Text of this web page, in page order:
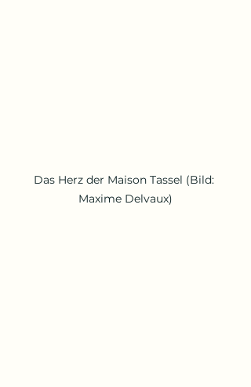
Das Herz der Maison Tassel (Bild:
Maxime Delvaux)